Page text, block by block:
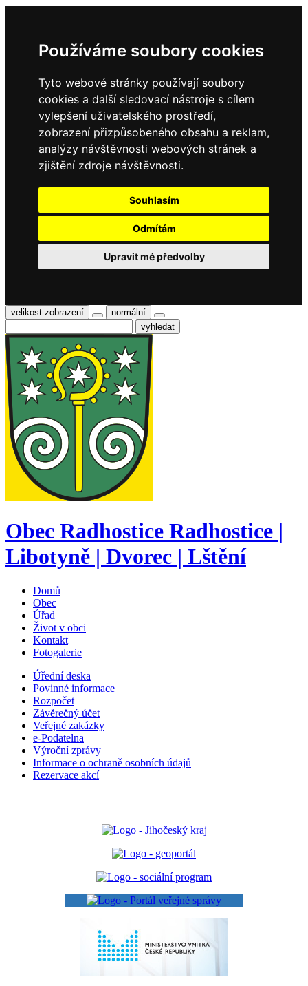
Používáme soubory cookies
Tyto webové stránky používají soubory
cookies a další sledovací nástroje s cílem
vylepšení uživatelského prostředí,
zobrazení přizpůsobeného obsahu a reklam,
analýzy návštěvnosti webových stránek a
zjištění zdroje návštěvnosti.
Souhlasím
Odmítám
Upravit mé předvolby
velikost zobrazení normální
Obec Radhostice Radhostice |
Libotyně | Dvorec | Lštění
Domů
Obec
Úřad
Život v obci
Kontakt
Fotogalerie
Úřední deska
Povinné informace
Rozpočet
Závěrečný účet
Veřejné zakázky
e-Podatelna
Výroční zprávy
Informace o ochraně osobních údajů
Rezervace akcí